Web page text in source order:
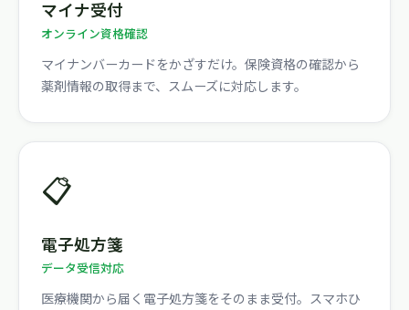
マイナ受付
オンライン資格確認
マイナンバーカードをかざすだけ。保険資格の確認から
薬剤情報の取得まで、スムーズに対応します。
📋
電子処方箋
データ受信対応
医療機関から届く電子処方箋をそのまま受付。スマホひ